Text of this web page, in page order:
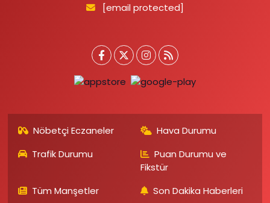
[email protected]
Nöbetçi Eczaneler
Hava Durumu
Trafik Durumu
Puan Durumu ve
Fikstür
Tüm Manşetler
Son Dakika Haberleri